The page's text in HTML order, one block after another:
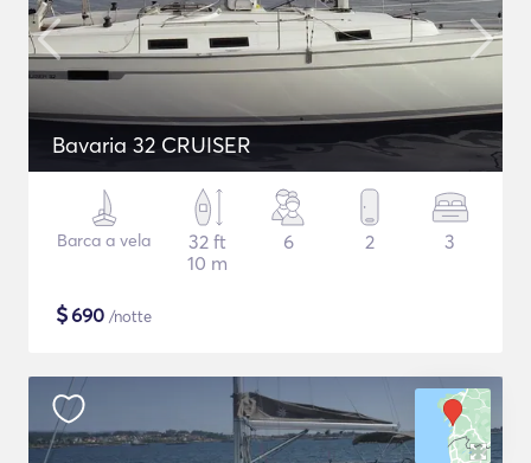
Bavaria 32 CRUISER
Barca a vela
32 ft
10 m
6 2 3
$690 /notte